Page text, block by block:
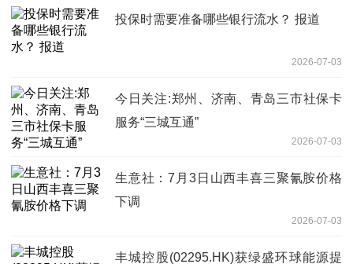
投保时需要准备哪些银行流水？ 报道
2026-07-03
今日关注:郑州、济南、青岛三市社保卡
服务“三城互通”
2026-07-03
生意社：7月3日山西丰喜三聚氰胺价格
下调
2026-07-03
丰城控股(02295.HK)获绿盛环球能源提